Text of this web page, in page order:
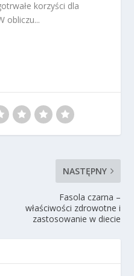
korzyści dla
obliczu...
NASTĘPNY
Fasola czarna –
właściwości zdrowotne i
zastosowanie w diecie